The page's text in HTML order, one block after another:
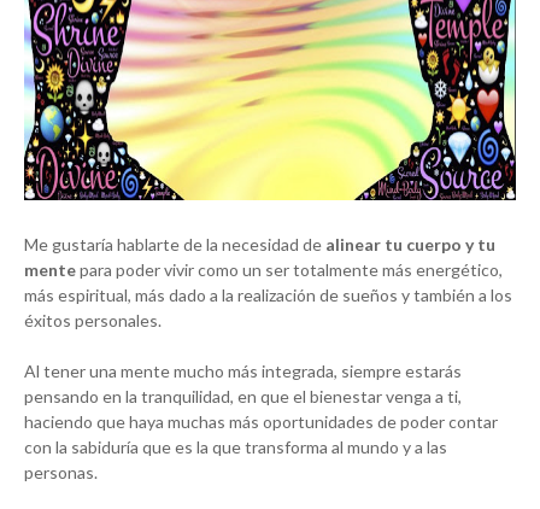
Me gustaría hablarte de la necesidad de alinear tu cuerpo y tu
mentepara poder vivir como un ser totalmente más energético,
más espiritual, más dado a la realización de sueños y también a los
éxitos personales.
Al tener una mente mucho más integrada, siempre estarás
pensando en la tranquilidad, en que el bienestar venga a ti,
haciendo que haya muchas más oportunidades de poder contar
con la sabiduría que es la que transforma al mundo y a las
personas.